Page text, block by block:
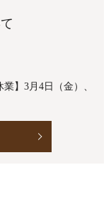
】3月4日（金）、